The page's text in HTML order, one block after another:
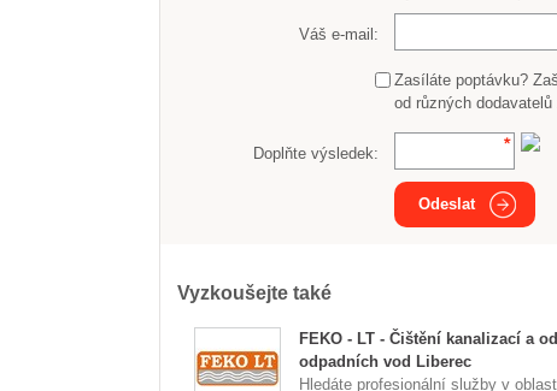
Váš e-mail:
Zasíláte poptávku?
od různých
Doplňte výsledek:
Odeslat
Vyzkoušejte také
FEKO - LT - Čištění kanalizací a
odpadních vod Liberec
Hledáte profesionální služby v